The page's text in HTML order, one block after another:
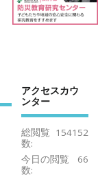
アクセスカウ
ンター
154152
総閲覧
数:
66
今日の閲覧
数: